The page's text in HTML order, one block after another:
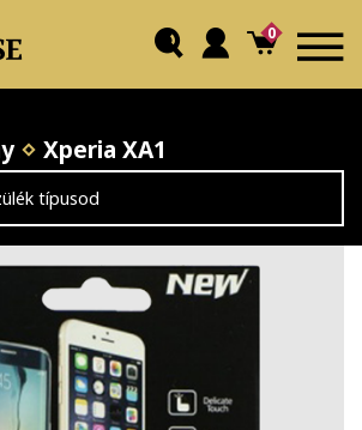
0
Xperia XA1